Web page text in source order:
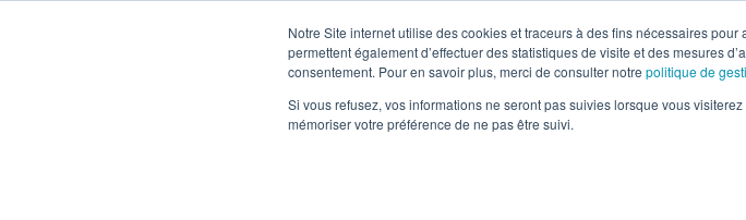
Notre Site internet utilise des cookies et traceurs à des fins nécessaires
permettent également d’effectuer des statistiques de visite et des mesures
consentement. Pour en savoir plus, merci de consulter notre politique de
Si vous refusez, vos informations ne seront pas suivies lorsque vous
mémoriser votre préférence de ne pas être suivi.
STREET MARKETING AFFICHAGE OOH MOBILE